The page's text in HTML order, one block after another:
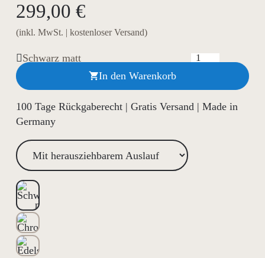
299,00 €
(inkl. MwSt. | kostenloser Versand)
Schwarz matt
In den Warenkorb
100 Tage Rückgaberecht | Gratis Versand | Made in
Germany